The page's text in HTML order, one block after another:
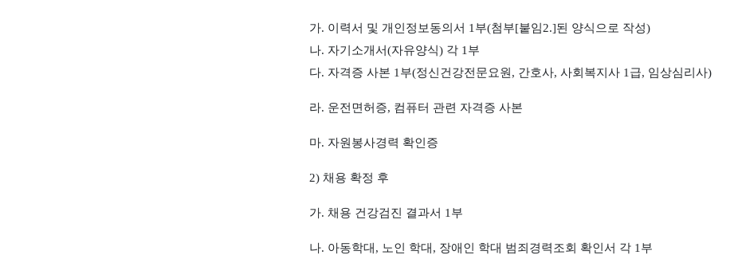
가. 이력서 및 개인정보동의서 1 부(첨부[붙임2.]된 양식으로 작성)
나. 자기소개서(자유양식) 각 1 부
다. 자격증 사본 1 부(정신건강전문요원 , 간호사, 사회복지사 1 급, 임상심리사)
라. 운전면허증, 컴퓨터 관련 자격증 사본
마. 자원봉사경력 확인증
2) 채용 확정 후
가. 채용 건강검진 결과서 1 부
나. 아동학대 , 노인 학대 , 장애인 학대 범죄경력조회 확인서 각 1 부